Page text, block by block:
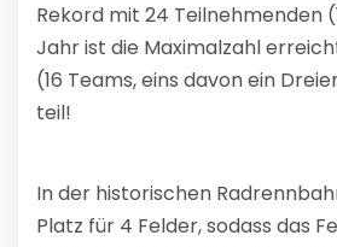
Rekord mit 24 Teilnehmenden
Jahr ist die Maximalzahl
(16 Teams, eins davon ein
teil!
In der historischen
Platz für 4 Felder, sodass das